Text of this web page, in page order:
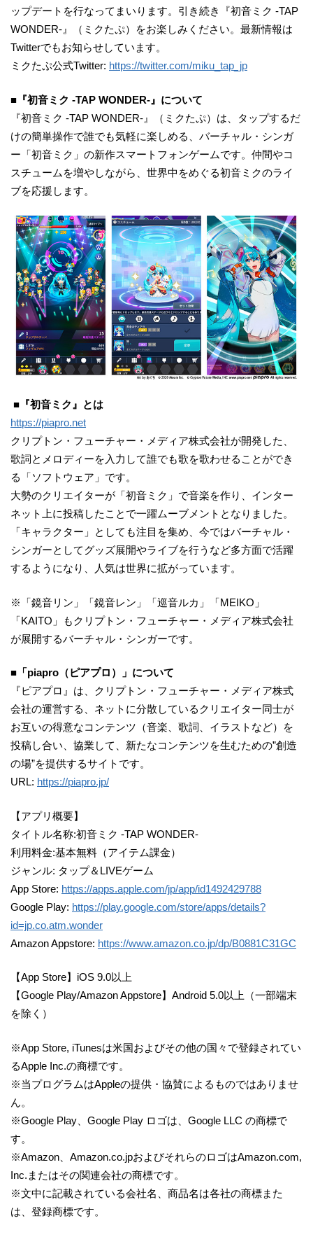
ップデートを行なってまいります。引き続き『初音ミク -TAP
WONDER-』（ミクたぷ）をお楽しみください。最新情報は
Twitterでもお知らせしています。
ミクたぷ公式Twitter: https://twitter.com/miku_tap_jp
■『初音ミク -TAP WONDER-』について
『初音ミク -TAP WONDER-』（ミクたぷ）は、タップするだ
けの簡単操作で誰でも気軽に楽しめる、バーチャル・シンガ
ー「初音ミク」の新作スマートフォンゲームです。仲間やコ
スチュームを増やしながら、世界中をめぐる初音ミクのライ
ブを応援します。
■『初音ミク』とは
https://piapro.net
クリプトン・フューチャー・メディア株式会社が開発した、
歌詞とメロディーを入力して誰でも歌を歌わせることができ
る「ソフトウェア」です。
大勢のクリエイターが「初音ミク」で音楽を作り、インター
ネット上に投稿したことで一躍ムーブメントとなりました。
「キャラクター」としても注目を集め、今ではバーチャル・
シンガーとしてグッズ展開やライブを行うなど多方面で活躍
するようになり、人気は世界に拡がっています。
※「鏡音リン」「鏡音レン」「巡音ルカ」「MEIKO」
「KAITO」もクリプトン・フューチャー・メディア株式会社
が展開するバーチャル・シンガーです。
■「piapro（ピアプロ）」について
『ピアプロ』は、クリプトン・フューチャー・メディア株式
会社の運営する、ネットに分散しているクリエイター同士が
お互いの得意なコンテンツ（音楽、歌詞、イラストなど）を
投稿し合い、協業して、新たなコンテンツを生むための”創造
の場”を提供するサイトです。
URL: https://piapro.jp/
【アプリ概要】
タイトル名称:初音ミク -TAP WONDER-
利用料金:基本無料（アイテム課金）
ジャンル: タップ＆LIVEゲーム
App Store: https://apps.apple.com/jp/app/id1492429788
Google Play: https://play.google.com/store/apps/details?
id=jp.co.atm.wonder
Amazon Appstore: https://www.amazon.co.jp/dp/B0881C31GC
【App Store】iOS 9.0以上
【Google Play/Amazon Appstore】Android 5.0以上（一部端末
を除く）
※App Store, iTunesは米国およびその他の国々で登録されてい
るApple Inc.の商標です。
※当プログラムはAppleの提供・協賛によるものではありませ
ん。
※Google Play、Google Play ロゴは、Google LLC の商標で
す。
※Amazon、Amazon.co.jpおよびそれらのロゴはAmazon.com,
Inc.またはその関連会社の商標です。
※文中に記載されている会社名、商品名は各社の商標また
は、登録商標です。